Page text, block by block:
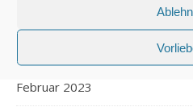
Februar 2023